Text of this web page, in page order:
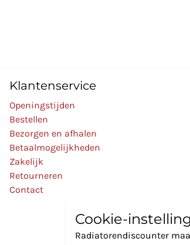
Klantenservice
Openingstijden
Bestellen
Bezorgen en afhalen
Betaalmogelijkheden
Zakelijk
Retourneren
Contact
Cookie-
Radiatorendiscounter